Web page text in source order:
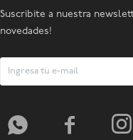
Suscribite a nuestra
novedades!
  